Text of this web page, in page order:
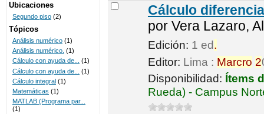
Cálculo
por Vera Lazaro,
Edición: 1 ed.
Editor: Lima : Marcro 2
Disponibilidad: Ítems
Rueda) - Campus
Ubicaciones
Segundo piso (2)
Tópicos
Análisis numérico (1)
Análisis numérico. (1)
Cálculo con ayuda de... (1)
Cálculo con ayuda de...
(1)
Cálculo integral (1)
Matemáticas (1)
MATLAB (Programa par...
(1)